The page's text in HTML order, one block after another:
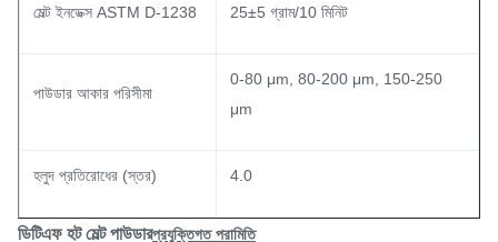
মেল্ট ইনডেক্স ASTM D-1238 25±5 গ্রাম/10 মিনিট
পাউডার আকার পরিসীমা
0-80 μm, 80-200 μm, 150-250
μm
হলুদ প্রতিরোধের (স্তর) 4.0
ডিটিএফ হট মেল্ট পাউডারপ্রযুক্তিগত পরামিতি